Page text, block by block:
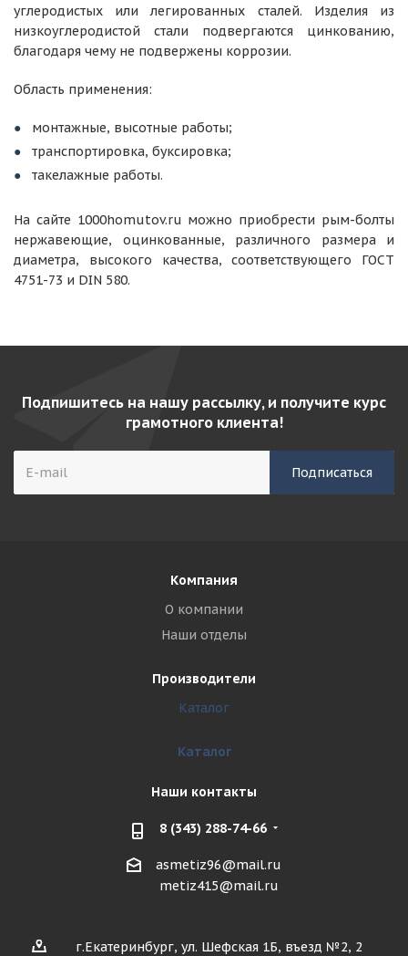
углеродистых или легированных сталей. Изделия из
низкоуглеродистой стали подвергаются цинкованию,
благодаря чему не подвержены коррозии.
Область применения:
монтажные, высотные работы;
транспортировка, буксировка;
такелажные работы.
На сайте 1000homutov.ru можно приобрести рым-болты
нержавеющие, оцинкованные, различного размера и
диаметра, высокого качества, соответствующего ГОСТ
4751-73 и DIN 580.
Подпишитесь на нашу рассылку, и получите курс
грамотного клиента!
Компания
О компании
Наши отделы
Производители
Каталог
Каталог
Наши контакты
8 (343) 288-74-66
asmetiz96@mail.ru
metiz415@mail.ru
г.Екатеринбург, ул. Шефская 1Б, въезд №2, 2